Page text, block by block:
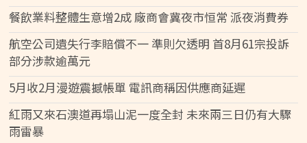
餐飲業料整體生意增2成 廠商會冀夜市恒常 派夜消費券
航空公司遺失行李賠償不一 準則欠透明 首8月61宗投訴
部分涉款逾萬元
5月收2月漫遊震撼帳單 電訊商稱因供應商延遲
紅雨又來石澳道再塌山泥一度全封 未來兩三日仍有大驟
雨雷暴